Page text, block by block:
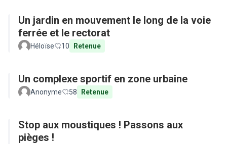
Un jardin en mouvement le long de la voie
ferrée et le rectorat
Héloïse 10 Retenue
Un complexe sportif en zone urbaine
Anonyme 58 Retenue
Stop aux moustiques ! Passons aux
pièges !